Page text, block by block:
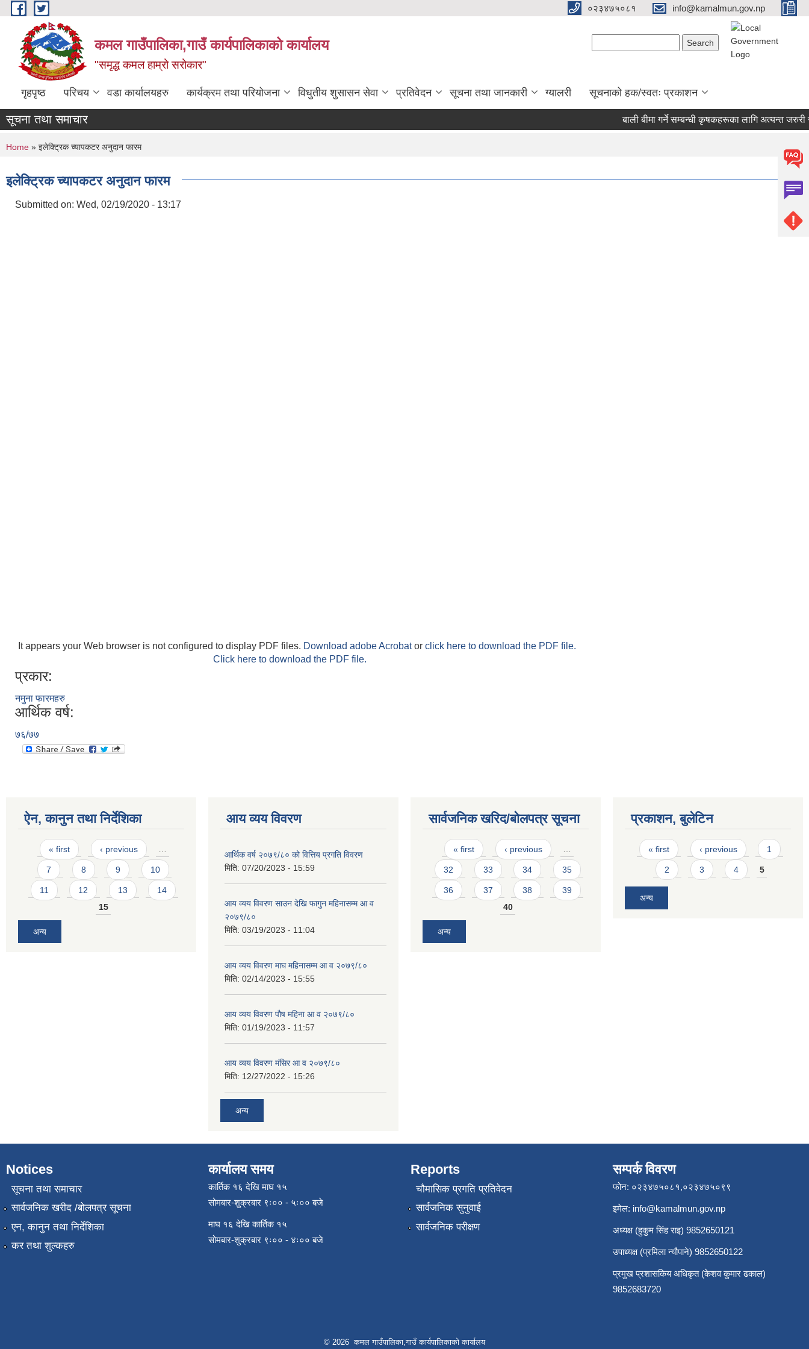
Skip to main content ०२३४७५०८१ info@kamalmun.gov.np
कमल गाउँपालिका,गाउँ कार्यपालिकाको कार्यालय
"समृद्ध कमल हाम्रो सरोकार"
गृहपृष्ठ परिचय वडा कार्यालयहरु कार्यक्रम तथा परियोजना विधुतीय शुसासन सेवा प्रतिवेदन सूचना तथा जानकारी ग्यालरी सूचनाको हक/स्वतः प्रकाशन
सूचना तथा समाचार बाली बीमा गर्ने सम्बन्धी कृषकहरूका लागि अत्यन्त जरुरी
You are here
Home » इलेक्ट्रिक च्यापकटर अनुदान फारम
इलेक्ट्रिक च्यापकटर अनुदान फारम
Submitted on: Wed, 02/19/2020 - 13:17
It appears your Web browser is not configured to display PDF files. Download adobe Acrobator click here to download the PDF file.
Click here to download the PDF file.
प्रकार:
नमुना फारमहरु
आर्थिक वर्ष:
७६/७७
ऐन, कानुन तथा निर्देशिका
Pages
« first ‹ previous
7 8 9 10
11 12 13
14
15
अन्य
आय व्यय विवरण
आर्थिक वर्ष २०७९/८० को वित्तिय प्रगति विवरण
मिति: 07/20/2023 - 15:59
आय व्यय विवरण साउन देखि फागुन महिनासम्म आ व
२०७९/८०
मिति: 03/19/2023 - 11:04
आय व्यय विवरण माघ महिनासम्म आ व २०७९/८०
मिति: 02/14/2023 - 15:55
आय व्यय विवरण पौष महिना आ व २०७९/८०
मिति: 01/19/2023 - 11:57
आय व्यय विवरण मंसिर आ व २०७९/८०
मिति: 12/27/2022 - 15:26
अन्य
सार्वजनिक खरिद/बोलपत्र सूचना
Pages
« first ‹ previous
32 33 34 35
36 37 38
39
40
अन्य
प्रकाशन, बुलेटिन
Pages
« first ‹ previous 1
2 3 4 5
अन्य
Notices
सूचना तथा समाचार
सार्वजनिक खरीद /बोलपत्र सूचना
एन, कानुन तथा निर्देशिका
कर तथा शुल्कहरु
कार्यालय समय
कार्तिक १६ देखि माघ १५
सोमबार-शुक्रबार ९ः०० - ५ः०० बजे
माघ १६ देखि कार्तिक १५
सोमबार-शुक्रबार ९ः०० - ४ः०० बजे
Reports
चौमासिक प्रगति प्रतिवेदन
सार्वजनिक सुनुवाई
सार्वजनिक परीक्षण
सम्पर्क विवरण
फोन: ०२३४७५०८१,०२३४७५०९९
इमेल: info@kamalmun.gov.np
अध्यक्ष (हुकुम सिंह राइ) 9852650121
उपाध्यक्ष (प्रमिला न्यौपाने) 9852650122
प्रमुख प्रशासकिय अधिकृत (केशव कुमार ढकाल)
9852683720
© 2026 कमल गाउँपालिका,गाउँ कार्यपालिकाको कार्यालय